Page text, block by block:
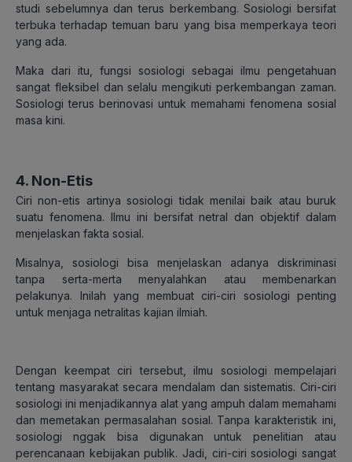
studi sebelumnya dan terus berkembang. Sosiologi bersifat
terbuka terhadap temuan baru yang bisa memperkaya teori
yang ada.
Maka dari itu, fungsi sosiologi sebagai ilmu pengetahuan
sangat fleksibel dan selalu mengikuti perkembangan zaman.
Sosiologi terus berinovasi untuk memahami fenomena sosial
masa kini.
4. Non-Etis
Ciri non-etis artinya sosiologi tidak menilai baik atau buruk
suatu fenomena. Ilmu ini bersifat netral dan objektif dalam
menjelaskan fakta sosial.
Misalnya, sosiologi bisa menjelaskan adanya diskriminasi
tanpa serta-merta menyalahkan atau membenarkan
pelakunya. Inilah yang membuat ciri-ciri sosiologi penting
untuk menjaga netralitas kajian ilmiah.
Dengan keempat ciri tersebut, ilmu sosiologi mempelajari
tentang masyarakat secara mendalam dan sistematis. Ciri-ciri
sosiologi ini menjadikannya alat yang ampuh dalam memahami
dan memetakan permasalahan sosial. Tanpa karakteristik ini,
sosiologi nggak bisa digunakan untuk penelitian atau
perencanaan kebijakan publik. Jadi, ciri-ciri sosiologi sangat